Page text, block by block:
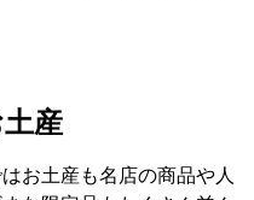
産
お土産も名店の商品や人